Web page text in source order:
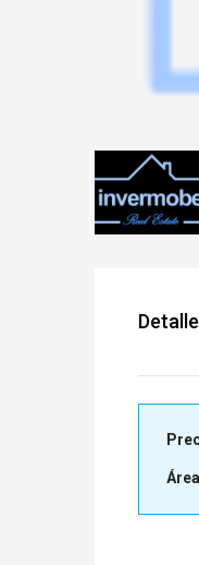
Detalle